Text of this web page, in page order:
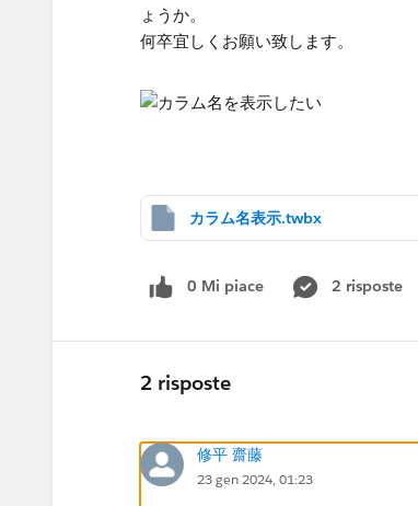
ょうか。
何卒宜しくお願い致します。​
カラム名表示.twbx
0 Mi piace 2 risposte
2 risposte
修平 齋藤
23 gen 2024, 01:23